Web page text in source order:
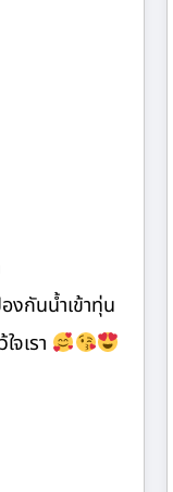
งกันน้ำเข้าทุ่น
เรา